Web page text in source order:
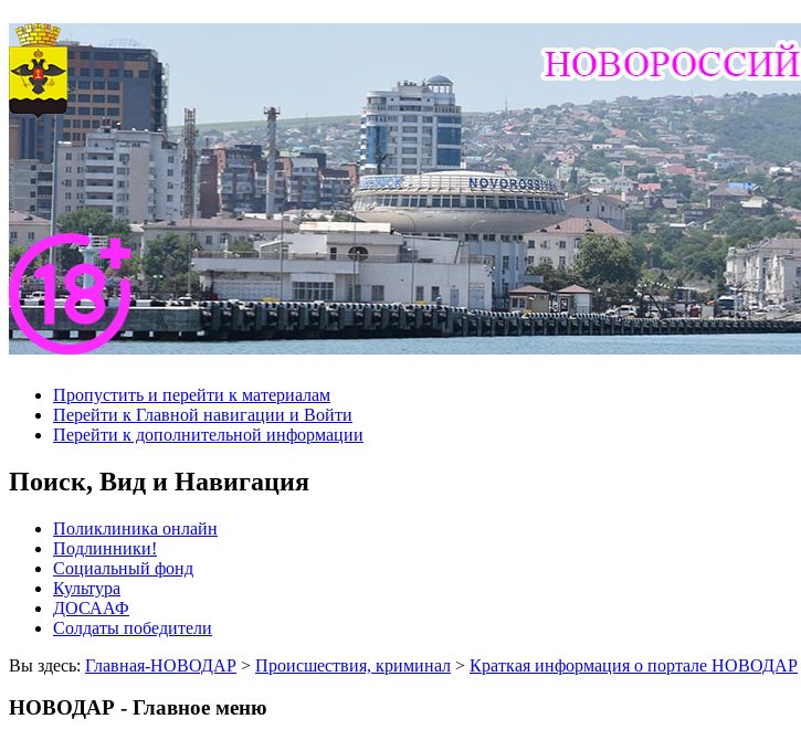
Пропустить и перейти к материалам
Перейти к Главной навигации и Войти
Перейти к дополнительной информации
Поиск, Вид и Навигация
Поликлиника онлайн
Подлинники!
Социальный фонд
Культура
ДОСААФ
Солдаты победители
Вы здесь: Главная-НОВОДАР > Происшествия, криминал > Краткая информация о портале НОВОДАР
НОВОДАР - Главное меню